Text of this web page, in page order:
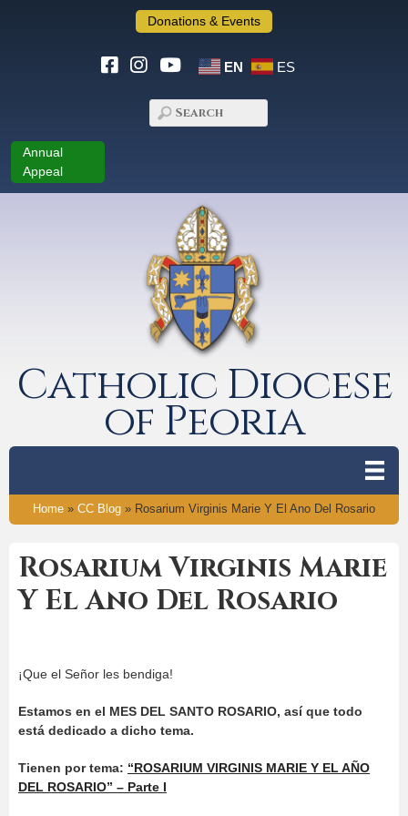
Donations & Events
EN ES
Annual
Appeal
Catholic Diocese
of Peoria
Home » CC Blog » Rosarium Virginis Marie Y El Ano Del Rosario
Rosarium Virginis Marie
Y El Ano Del Rosario
¡Que el Señor les bendiga!
Estamos en el MES DEL SANTO ROSARIO, así que todo
está dedicado a dicho tema.
Tienen por tema: “ROSARIUM VIRGINIS MARIE Y EL AÑO
DEL ROSARIO” – Parte I